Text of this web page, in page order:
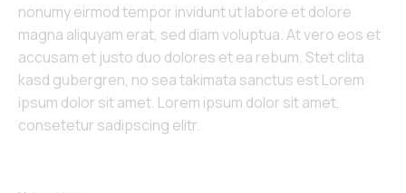
nonumy eirmod tempor invidunt ut labore et dolore
magna aliquyam erat, sed diam voluptua. At vero eos et
accusam et justo duo dolores et ea rebum. Stet clita
kasd gubergren, no sea takimata sanctus est Lorem
ipsum dolor sit amet. Lorem ipsum dolor sit amet,
consetetur sadipscing elitr.